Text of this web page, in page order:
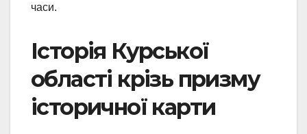
часи.
Історія Курської
області крізь призму
історичної карти